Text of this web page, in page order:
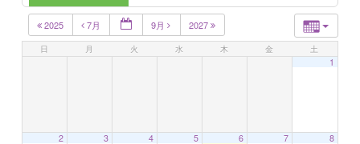
2025 7月 9月 2027
日 月 火 水 木 金 土
1
2 3 4 5 6 7 8